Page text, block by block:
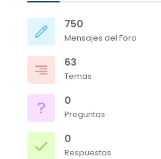
750
Mensajes del Foro
63
Temas
0
Preguntas
0
Respuestas